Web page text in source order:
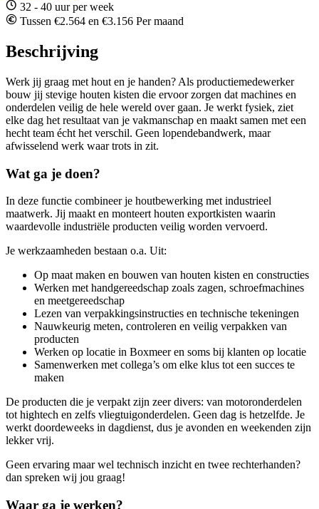
32 - 40 uur per week
Tussen €2.564 en €3.156 Per maand
Beschrijving
Werk jij graag met hout en je handen? Als productiemedewerker
bouw jij stevige houten kisten die ervoor zorgen dat machines en
onderdelen veilig de hele wereld over gaan. Je werkt fysiek, ziet
elke dag het resultaat van je vakmanschap en maakt samen met een
hecht team écht het verschil. Geen lopendebandwerk, maar
afwisselend werk waar trots in zit.
Wat ga je doen?
In deze functie combineer je houtbewerking met industrieel
maatwerk. Jij maakt en monteert houten exportkisten waarin
waardevolle industriële producten veilig worden vervoerd.
Je werkzaamheden bestaan o.a. Uit:
Op maat maken en bouwen van houten kisten en constructies
Werken met handgereedschap zoals zagen, schroefmachines
en meetgereedschap
Lezen van verpakkingsinstructies en technische tekeningen
Nauwkeurig meten, controleren en veilig verpakken van
producten
Werken op locatie in Boxmeer en soms bij klanten op locatie
Samenwerken met collega’s om elke klus tot een succes te
maken
De producten die je verpakt zijn zeer divers: van motoronderdelen
tot hightech en zelfs vliegtuigonderdelen. Geen dag is hetzelfde. Je
werkt doordeweeks in dagdienst, dus je avonden en weekenden zijn
lekker vrij.
Geen ervaring maar wel technisch inzicht en twee rechterhanden?
dan spreken wij jou graag!
Waar ga je werken?